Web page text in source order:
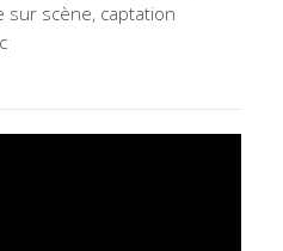
sur scène, captation